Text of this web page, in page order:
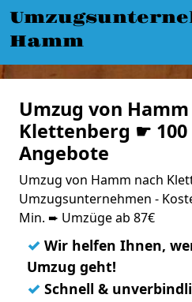
Hamm
Umzug von
Klettenberg ☛ 100
Angebote
Umzug von Hamm nach
Umzugsunternehmen -
Min. ➨ Umzüge ab 87€
✓ Wir helfen Ihnen,
Umzug geht!
✓ Schnell &